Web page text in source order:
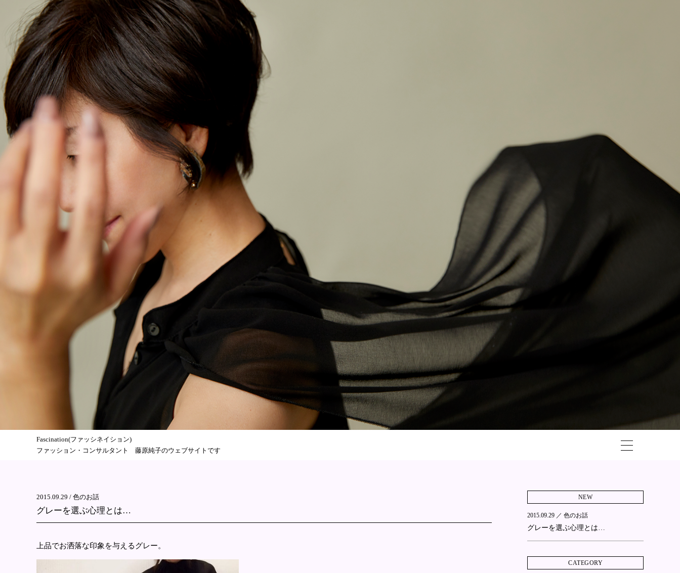
Fascination(ファッシネイション)
ファッション・コンサルタント 藤原純子のウェブサイトです
2015.09.29 / 色のお話
グレーを選ぶ心理とは…
上品でお洒落な印象を与えるグレー。
NEW
2015.09.29 ／ 色のお話
グレーを選ぶ心理とは…
CATEGORY